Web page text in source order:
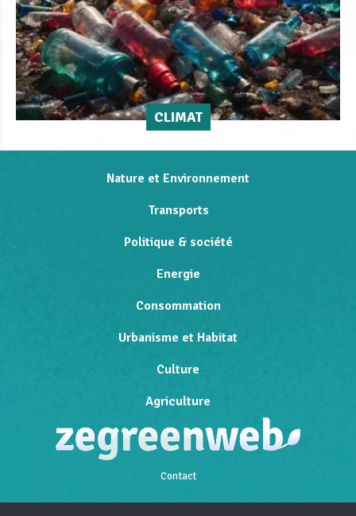
CLIMAT
Nature et Environnement
Transports
Politique & société
Energie
Consommation
Urbanisme et Habitat
Culture
Agriculture
Contact